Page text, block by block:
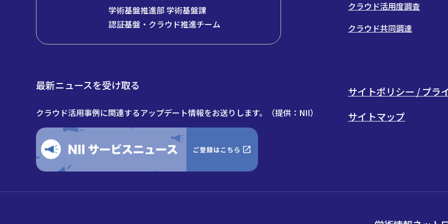
学術基盤推進部 学術基盤課
認証基盤・クラウド推進チーム
最新ニュースを受け取る
クラウド活用事例に関連するアップデート情報をお送りします。（提供：NII）
クラウド活用度調査
クラウド共同調達
サイトポリシー / プラ
サイトマップ